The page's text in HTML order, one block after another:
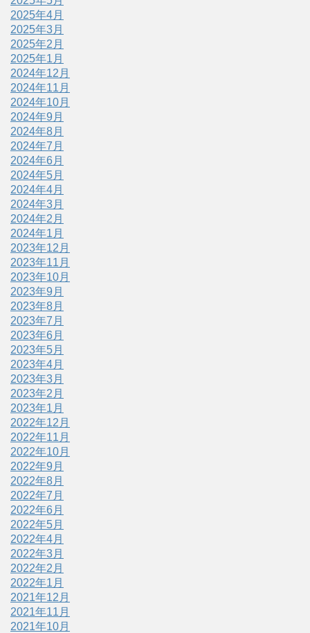
2025年4月
2025年3月
2025年2月
2025年1月
2024年12月
2024年11月
2024年10月
2024年9月
2024年8月
2024年7月
2024年6月
2024年5月
2024年4月
2024年3月
2024年2月
2024年1月
2023年12月
2023年11月
2023年10月
2023年9月
2023年8月
2023年7月
2023年6月
2023年5月
2023年4月
2023年3月
2023年2月
2023年1月
2022年12月
2022年11月
2022年10月
2022年9月
2022年8月
2022年7月
2022年6月
2022年5月
2022年4月
2022年3月
2022年2月
2022年1月
2021年12月
2021年11月
2021年10月